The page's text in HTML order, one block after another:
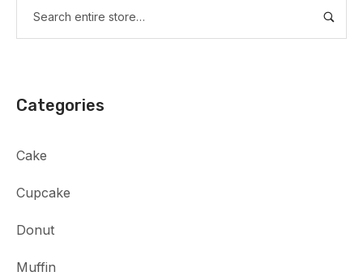
Categories
Cake
Cupcake
Donut
Muffin